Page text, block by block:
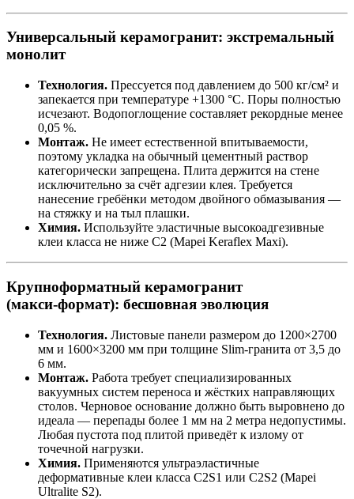
Универсальный керамогранит: экстремальный
монолит
Технология. Прессуется под давлением до 500 кг/см² и
запекается при температуре +1300 °C. Поры полностью
исчезают. Водопоглощение составляет рекордные менее
0,05 %.
Монтаж. Не имеет естественной впитываемости,
поэтому укладка на обычный цементный раствор
категорически запрещена. Плита держится на стене
исключительно за счёт адгезии клея. Требуется
нанесение гребёнки методом двойного обмазывания —
на стяжку и на тыл плашки.
Химия. Используйте эластичные высокоадгезивные
клеи класса не ниже C2 (Mapei Keraflex Maxi).
Крупноформатный керамогранит
(макси‑формат): бесшовная эволюция
Технология. Листовые панели размером до 1200×2700
мм и 1600×3200 мм при толщине Slim‑гранита от 3,5 до
6 мм.
Монтаж. Работа требует специализированных
вакуумных систем переноса и жёстких направляющих
столов. Черновое основание должно быть выровнено до
идеала — перепады более 1 мм на 2 метра недопустимы.
Любая пустота под плитой приведёт к излому от
точечной нагрузки.
Химия. Применяются ультраэластичные
деформативные клеи класса C2S1 или C2S2 (Mapei
Ultralite S2).